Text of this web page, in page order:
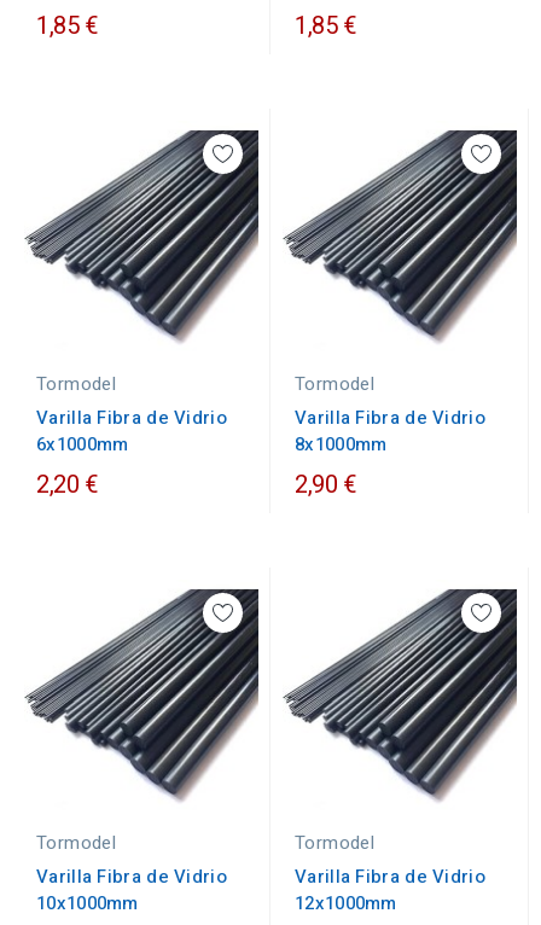
1,85 € 1,85 €
Tormodel
Varilla Fibra de Vidrio
6x1000mm
2,20 €
Tormodel
Varilla Fibra de Vidrio
8x1000mm
2,90 €
Tormodel
Varilla Fibra de Vidrio
10x1000mm
Tormodel
Varilla Fibra de Vidrio
12x1000mm